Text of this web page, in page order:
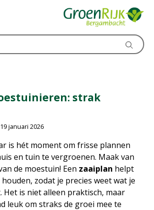
strak
19 januari 2026
is hét moment om frisse plannen
en tuin te vergroenen. Maak van
de moestuin! Een zaaiplan helpt
zodat je precies weet wat je
Het is niet alleen praktisch, maar
leuk om straks de groei mee te